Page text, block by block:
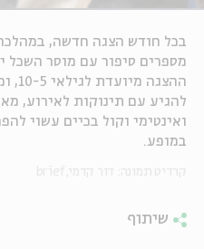
בכל חודש הצגה חדשה,
מספרים סיפור עם מוסר השכל
להגיע עם תינוקות לאירוע,
ואינטימי וקול בכיים עשוי
במופע.
שיתוף